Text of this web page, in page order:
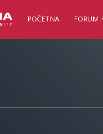
POČETNA FORUM